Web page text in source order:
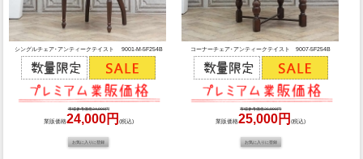
シングルチェア･アンティークテイスト 9001-M-5F254B
市場参考価格34,800円
業販価格24,000円 (税込)
コーナーチェア･アンティークテイスト 9007-5F254B
市場参考価格36,800円
業販価格25,000円(税込)